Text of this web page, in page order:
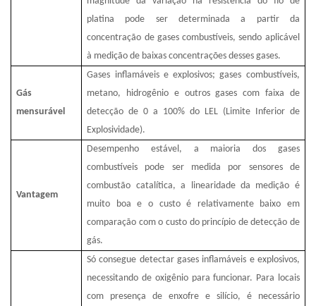
platina pode ser determinada a partir da
concentração de gases combustíveis, sendo aplicável
à medição de baixas concentrações desses gases.
Gás
mensurável
Gases inflamáveis ​​e explosivos; gases combustíveis,
metano, hidrogênio e outros gases com faixa de
detecção de 0 a 100% do LEL (Limite Inferior de
Explosividade).
Vantagem
Desempenho estável, a maioria dos gases
combustíveis pode ser medida por sensores de
combustão catalítica, a linearidade da medição é
muito boa e o custo é relativamente baixo em
comparação com o custo do princípio de detecção de
gás.
Só consegue detectar gases inflamáveis ​​e explosivos,
necessitando de oxigênio para funcionar. Para locais
com presença de enxofre e silício, é necessário